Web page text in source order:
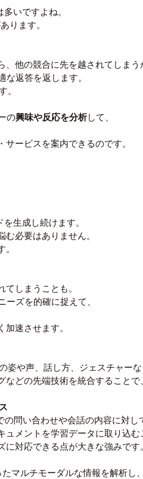
いですよね。
ります。
他の競合に先を越されてしまう
返答を返します。
。
の興味や反応を分析して、
ービスを案内できるのです。
生成し続けます。
必要はありません。
しまうことも。
ズを的確に捉えて、
速させます。
や声、話し方、ジェスチャー
どの先端技術を統合すること
問い合わせや会話の内容に対
メントを学習データに取り込
対応できる点が大きな強みです。
マルチモーダルな情報を解析し